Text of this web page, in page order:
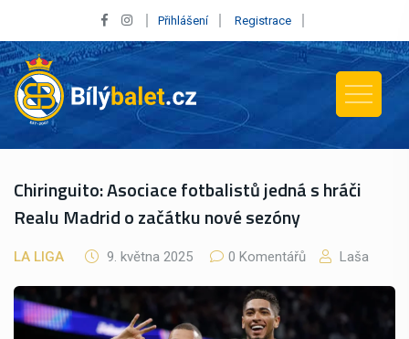
Přihlášení Registrace
Chiringuito: Asociace fotbalistů jedná s hráči
Realu Madrid o začátku nové sezóny
LA LIGA 9. května 2025 0 Komentářů Laša